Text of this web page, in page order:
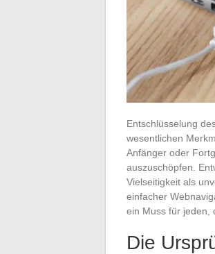
Entschlüsselung
wesentlichen
Anfänger oder
auszuschöpfen.
Vielseitigkeit als
einfacher
ein Muss für jeden,
Die